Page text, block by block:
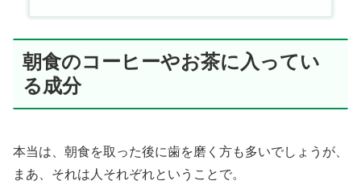
朝食のコーヒーやお茶に入ってい
る成分
本当は、朝食を取った後に歯を磨く方も多いでしょうが、
まあ、それは人それぞれということで。